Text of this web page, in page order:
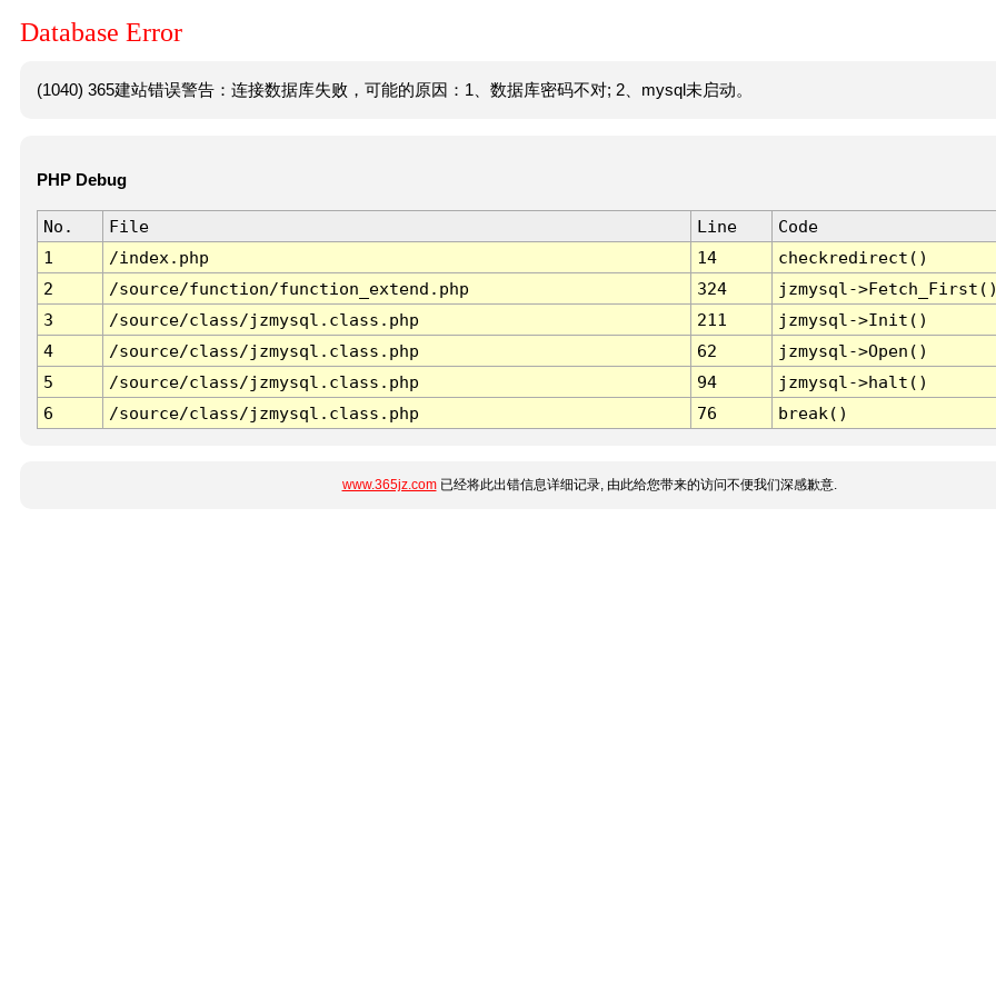
Database Error
(1040) 365建站错误警告：连接数据库失败，可能的原因：1、数据库密码不对; 2、mysql未启动。
PHP Debug
No. File Line
Code
1
/index.php 14
checkredirect()
2
/source/function/function_extend.php 324
jzmysql-
3
/source/class/jzmysql.class.php 211
jzmysql->Init()
4
/source/class/jzmysql.class.php 62
jzmysql->Open()
5
/source/class/jzmysql.class.php 94
jzmysql->halt()
6
/source/class/jzmysql.class.php 76 break()
www.365jz.com已经将此出错信息详细记录, 由此给您带来的访问不便我们深感歉意.